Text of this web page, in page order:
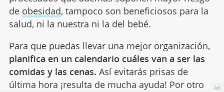
de obesidad, tampoco son beneficiosos para la
salud, ni la nuestra ni la del bebé.
Para que puedas llevar una mejor organización,
planifica en un calendario cuáles van a ser las
comidas y las cenas. Así evitarás prisas de
última hora ¡resulta de mucha ayuda! Por otro
Ad